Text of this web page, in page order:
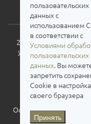
2026. Все права
условия их
Оставьте свой отзыв о
пользовательских
данных с
использованием
в соответствии с
Условиями
пользовательских
данных. Вы
запретить
Cookie в
своего браузера
Принять